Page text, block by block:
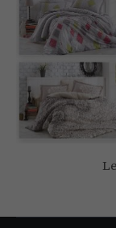
Poți afla mai